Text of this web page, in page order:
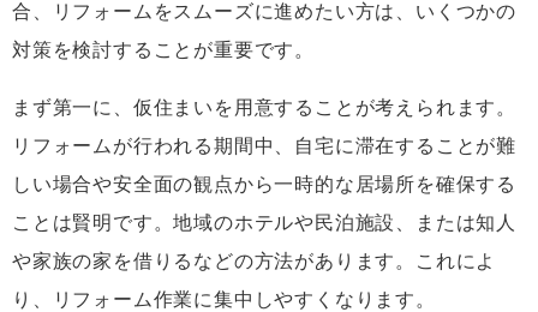
合、リフォームをスムーズに進めたい方は、いくつかの
対策を検討することが重要です。
まず第一に、仮住まいを用意することが考えられます。
リフォームが行われる期間中、自宅に滞在することが難
しい場合や安全面の観点から一時的な居場所を確保する
ことは賢明です。地域のホテルや民泊施設、または知人
や家族の家を借りるなどの方法があります。これによ
り、リフォーム作業に集中しやすくなります。